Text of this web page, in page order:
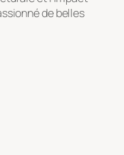
de belles